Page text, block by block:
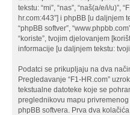
tekstu: “mi”, “nas”, “naš(a/e/i/u)”,
hr.com:443”] i phpBB [u daljnjem
“phpBB softver”,
“koriste”, tvojim djelovanjem
informacije [u daljnjem tekstu:
Podatci se prikupljaju na dva
Pregledavanje “F1-HR.com”
tekstualne datoteke koje se
preglednikovu mapu
phpBB softvera. Prva dva